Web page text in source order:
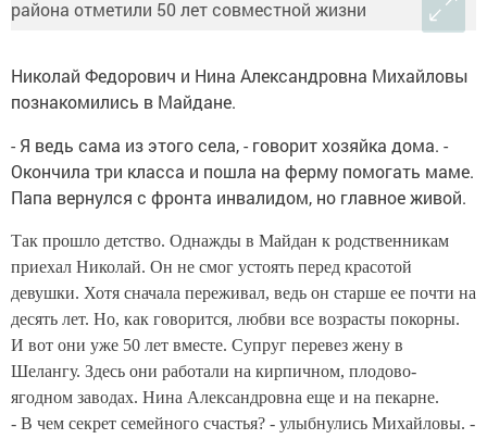
Николай Федорович и Нина Александровна Михайловы
познакомились в Майдане.
- Я ведь сама из этого села, - говорит хозяйка дома. -
Окончила три класса и пошла на ферму помогать маме.
Папа вернулся с фронта инвалидом, но главное живой.
Так прошло детство. Однажды в Майдан к родственникам
приехал Николай. Он не смог устоять перед красотой
девушки. Хотя сначала переживал, ведь он старше ее почти на
десять лет. Но, как говорится, любви все возрасты покорны.
И вот они уже 50 лет вместе. Супруг перевез жену в
Шелангу. Здесь они работали на кирпичном, плодово-
ягодном заводах. Нина Александровна еще и на пекарне.
- В чем секрет семейного счастья? - улыбнулись Михайловы. -